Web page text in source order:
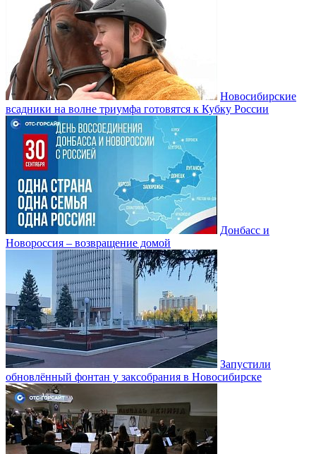
Новосибирские
всадники на волне триумфа готовятся к Кубку России
Донбасс и
Новороссия – возвращение домой
Запустили
обновлённый фонтан у заксобрания в Новосибирске